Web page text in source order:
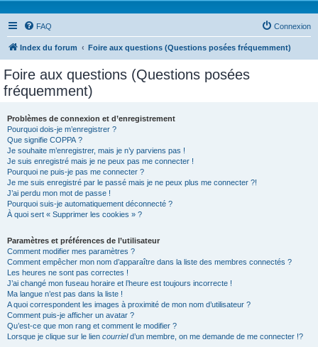
FAQ Connexion
Index du forum Foire aux questions (Questions posées fréquemment)
Foire aux questions (Questions posées
fréquemment)
Problèmes de connexion et d’enregistrement
Pourquoi dois-je m’enregistrer ?
Que signifie COPPA ?
Je souhaite m’enregistrer, mais je n’y parviens pas !
Je suis enregistré mais je ne peux pas me connecter !
Pourquoi ne puis-je pas me connecter ?
Je me suis enregistré par le passé mais je ne peux plus me connecter ?!
J’ai perdu mon mot de passe !
Pourquoi suis-je automatiquement déconnecté ?
À quoi sert « Supprimer les cookies » ?
Paramètres et préférences de l’utilisateur
Comment modifier mes paramètres ?
Comment empêcher mon nom d’apparaître dans la liste des membres connectés ?
Les heures ne sont pas correctes !
J’ai changé mon fuseau horaire et l’heure est toujours incorrecte !
Ma langue n’est pas dans la liste !
A quoi correspondent les images à proximité de mon nom d’utilisateur ?
Comment puis-je afficher un avatar ?
Qu’est-ce que mon rang et comment le modifier ?
Lorsque je clique sur le lien courrield’un membre, on me demande de me connecter !?